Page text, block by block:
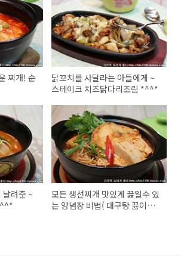
찌개! 순
닭꼬치를 사달라는 아들에게 ~
스테이크 치즈닭다리조림 *^^*
날려준 ~
*^^*
모든 생선찌개 맛있게 끓일수 있
는 양념장 비법( 대구탕 끓이는